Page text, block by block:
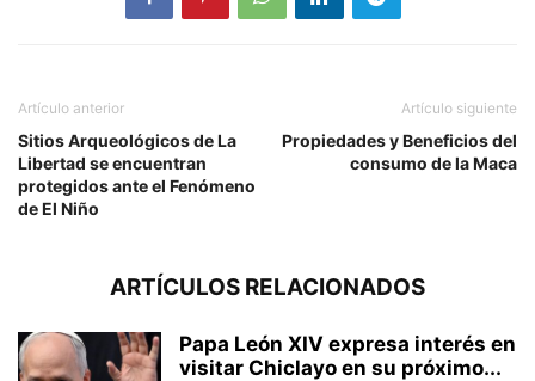
Artículo anterior
Sitios Arqueológicos de La
Libertad se encuentran
protegidos ante el Fenómeno
de El Niño
Artículo siguiente
Propiedades y Beneficios del
consumo de la Maca
ARTÍCULOS RELACIONADOS
Papa León XIV expresa interés en
visitar Chiclayo en su próximo...